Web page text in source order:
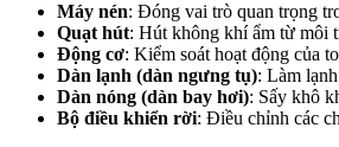
Máy nén: Đóng vai trò quan trọng
Quạt hút: Hút không khí ẩm từ môi
Động cơ: Kiểm soát hoạt động của
Dàn lạnh (dàn ngưng tụ): Làm
Dàn nóng (dàn bay hơi): Sấy khô
Bộ điều khiển rời: Điều chỉnh các